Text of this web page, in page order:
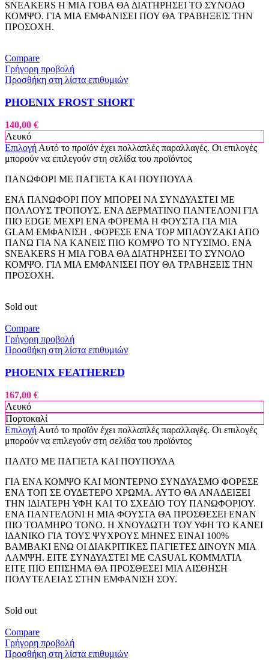
SNEAKERS Η ΜΙΑ ΓΟΒΑ ΘΑ ΔΙΑΤΗΡΗΣΕΙ ΤΟ ΣΥΝΟΛΟ
ΚΟΜΨΟ. ΓΙΑ ΜΙΑ ΕΜΦΑΝΙΣΕΙ ΠΟΥ ΘΑ ΤΡΑΒΗΞΕΙΣ ΤΗΝ
ΠΡΟΣΟΧΗ.
Compare
Γρήγορη προβολή
Προσθήκη στη λίστα επιθυμιών
PHOENIX FROST SHORT
140,00 €
Λευκό
Επιλογή Αυτό το προϊόν έχει πολλαπλές παραλλαγές. Οι επιλογές
μπορούν να επιλεγούν στη σελίδα του προϊόντος
ΠΑΝΩΦΟΡΙ ΜΕ ΠΑΓΙΕΤΑ ΚΑΙ ΠΟΥΠΟΥΛΑ
ΕΝΑ ΠΑΝΩΦΟΡΙ ΠΟΥ ΜΠΟΡΕΙ ΝΑ ΣΥΝΔΥΑΣΤΕΙ ΜΕ
ΠΟΛΛΟΥΣ ΤΡΟΠΟΥΣ. ΕΝΑ ΔΕΡΜΑΤΙΝΟ ΠΑΝΤΕΛΟΝΙ ΓΙΑ
ΠΙΟ EDGE ΜΕΧΡΙ ΕΝΑ ΦΟΡΕΜΑ Η ΦΟΥΣΤΑ ΓΙΑ ΜΙΑ
GLAM ΕΜΦΑΝΙΣΗ . ΦΟΡΕΣΕ ΕΝΑ TOP ΜΠΛΟΥΖΑΚΙ ΑΠΟ
ΠΑΝΩ ΓΙΑ ΝΑ ΚΑΝΕΙΣ ΠΙΟ ΚΟΜΨΟ ΤΟ ΝΤΥΣΙΜΟ. ΕΝΑ
SNEAKERS Η ΜΙΑ ΓΟΒΑ ΘΑ ΔΙΑΤΗΡΗΣΕΙ ΤΟ ΣΥΝΟΛΟ
ΚΟΜΨΟ. ΓΙΑ ΜΙΑ ΕΜΦΑΝΙΣΕΙ ΠΟΥ ΘΑ ΤΡΑΒΗΞΕΙΣ ΤΗΝ
ΠΡΟΣΟΧΗ.
Sold out
Compare
Γρήγορη προβολή
Προσθήκη στη λίστα επιθυμιών
PHOENIX FEATHERED
167,00 €
Λευκό
Πορτοκαλί
Επιλογή Αυτό το προϊόν έχει πολλαπλές παραλλαγές. Οι επιλογές
μπορούν να επιλεγούν στη σελίδα του προϊόντος
ΠΑΛΤΟ ΜΕ ΠΑΓΙΕΤΑ ΚΑΙ ΠΟΥΠΟΥΛΑ
ΓΙΑ ΕΝΑ ΚΟΜΨΟ ΚΑΙ ΜΟΝΤΕΡΝΟ ΣΥΝΔΥΑΣΜΟ ΦΟΡΕΣΕ
ΕΝΑ ΤΟΠ ΣΕ ΟΥΔΕΤΕΡΟ ΧΡΩΜΑ. ΑΥΤΟ ΘΑ ΑΝΑΔΕΙΞΕΙ
ΤΗΝ ΙΔΙΑΤΕΡΗ ΥΦΗ ΚΑΙ ΤΟ ΣΧΕΔΙΟ ΤΟΥ ΠΑΝΩΦΟΡΙΟΥ.
ΕΝΑ ΠΑΝΤΕΛΟΝΙ Η ΜΙΑ ΦΟΥΣΤΑ ΘΑ ΠΡΟΣΘΕΣΕΙ ΕΝΑΝ
ΠΙΟ ΤΟΛΜΗΡΟ ΤΟΝΟ. Η ΧΝΟΥΔΩΤΗ ΤΟΥ ΥΦΗ ΤΟ ΚΑΝΕΙ
ΙΔΑΝΙΚΟ ΓΙΑ ΤΟΥΣ ΨΥΧΡΟΥΣ ΜΗΝΕΣ ΕΙΝΑΙ 100%
ΒΑΜΒΑΚΙ ΕΝΩ ΟΙ ΔΙΑΚΡΙΤΙΚΕΣ ΠΑΓΙΕΤΕΣ ΔΙΝΟΥΝ ΜΙΑ
ΛΑΜΨΗ. ΕΙΤΕ ΣΥΝΔΥΑΣΤΕΙ ΜΕ CASUAL ΚΟΜΜΑΤΙΑ
ΕΙΤΕ ΠΙΟ ΕΠΙΣΗΜΑ ΘΑ ΠΡΟΣΘΕΣΕΙ ΜΙΑ ΑΙΣΘΗΣΗ
ΠΟΛΥΤΕΛΕΙΑΣ ΣΤΗΝ ΕΜΦΑΝΙΣΗ ΣΟΥ.
Sold out
Compare
Γρήγορη προβολή
Προσθήκη στη λίστα επιθυμιών